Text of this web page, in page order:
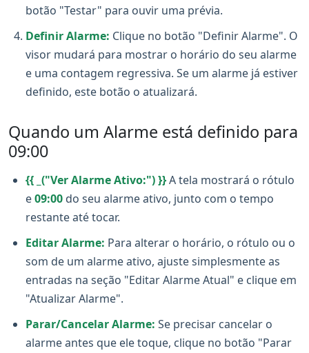
botão "Testar" para ouvir uma prévia.
Definir Alarme: Clique no botão "Definir Alarme". O
visor mudará para mostrar o horário do seu alarme
e uma contagem regressiva. Se um alarme já estiver
definido, este botão o atualizará.
Quando um Alarme está definido para
09:00
{{ _("Ver Alarme Ativo:") }}A tela mostrará o rótulo
e09:00 do seu alarme ativo, junto com o tempo
restante até tocar.
Editar Alarme: Para alterar o horário, o rótulo ou o
som de um alarme ativo, ajuste simplesmente as
entradas na seção "Editar Alarme Atual" e clique em
"Atualizar Alarme".
Parar/Cancelar Alarme: Se precisar cancelar o
alarme antes que ele toque, clique no botão "Parar